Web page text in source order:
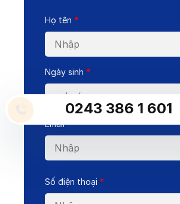
Họ tên *
Ngày sinh *
Email*
Số điện thoại *
0243 386 1 601